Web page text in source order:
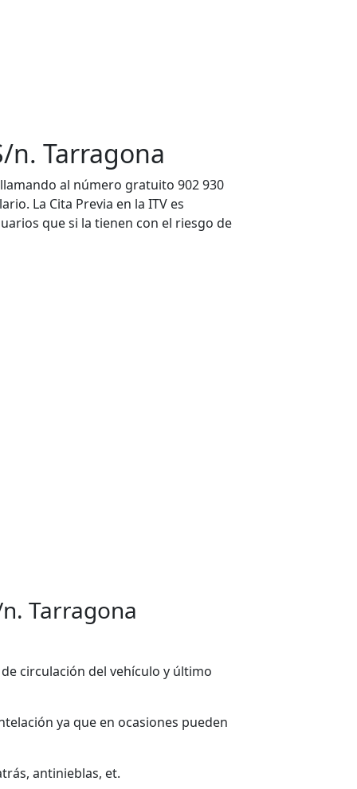
n. Tarragona
al número gratuito 902 930
La Cita Previa en la ITV es
que si la tienen con el riesgo de
Tarragona
circulación del vehículo y último
ya que en ocasiones pueden
antinieblas, et.